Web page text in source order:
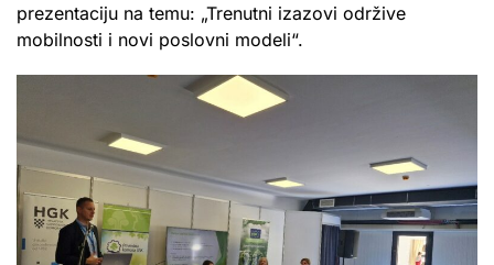
prezentaciju na temu: „Trenutni izazovi održive
mobilnosti i novi poslovni modeli“.